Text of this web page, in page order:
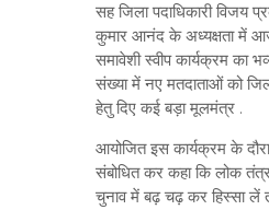
सह जिला पदाधिकारी विजय
कुमार आनंद के अध्यक्षता में
समावेशी स्वीप कार्यक्रम का
संख्या में नए मतदाताओं को
हेतु दिए कई बड़ा मूलमंत्र .
आयोजित इस कार्यक्रम के
संबोधित कर कहा कि लोक
चुनाव में बढ़ चढ़ कर हिस्सा लें